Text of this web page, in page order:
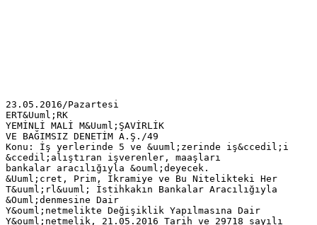
23.05.2016/Pazartesi
ERT&Uuml;RK
YEMİNLİ MALİ M&Uuml;ŞAVİRLİK
VE BAĞIMSIZ DENETİM A.Ş./49
Konu: İş yerlerinde 5 ve &uuml;zerinde iş&ccedil;i
&ccedil;alıştıran işverenler, maaşları
bankalar aracılığıyla &ouml;deyecek.
&Uuml;cret, Prim, İkramiye ve Bu Nitelikteki Her
T&uuml;rl&uuml; İstihkakın Bankalar Aracılığıyla
&Ouml;denmesine Dair
Y&ouml;netmelikte Değişiklik Yapılmasına Dair
Y&ouml;netmelik, 21.05.2016 Tarih ve 29718 sayılı